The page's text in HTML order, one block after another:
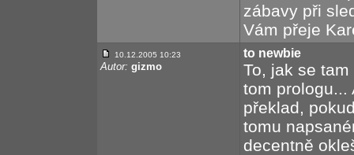
zábavy při
Vám přeje
10.12.2005 10:23
Autor: gizmo
to newbie
To, jak se
tom prologu...
překlad,
tomu
decentně